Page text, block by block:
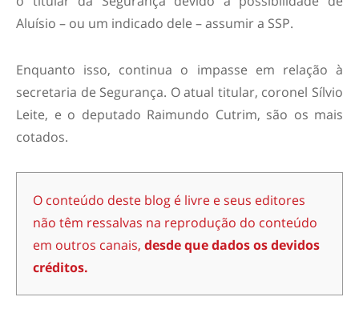
Aluísio – ou um indicado dele – assumir a SSP.
Enquanto isso, continua o impasse em relação à
secretaria de Segurança. O atual titular, coronel Sílvio
Leite, e o deputado Raimundo Cutrim, são os mais
cotados.
O conteúdo deste blog é livre e seus editores
não têm ressalvas na reprodução do conteúdo
em outros canais, desde que dados os devidos
créditos.